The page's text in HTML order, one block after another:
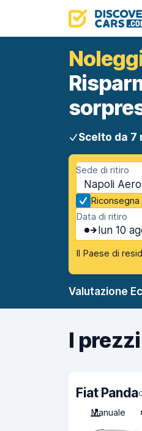
Scelto da 7
Sede di ritiro
Napoli
Data di ritiro
lun 10
Il Paese di
Valutazione
I
Fiat Panda
Manuale